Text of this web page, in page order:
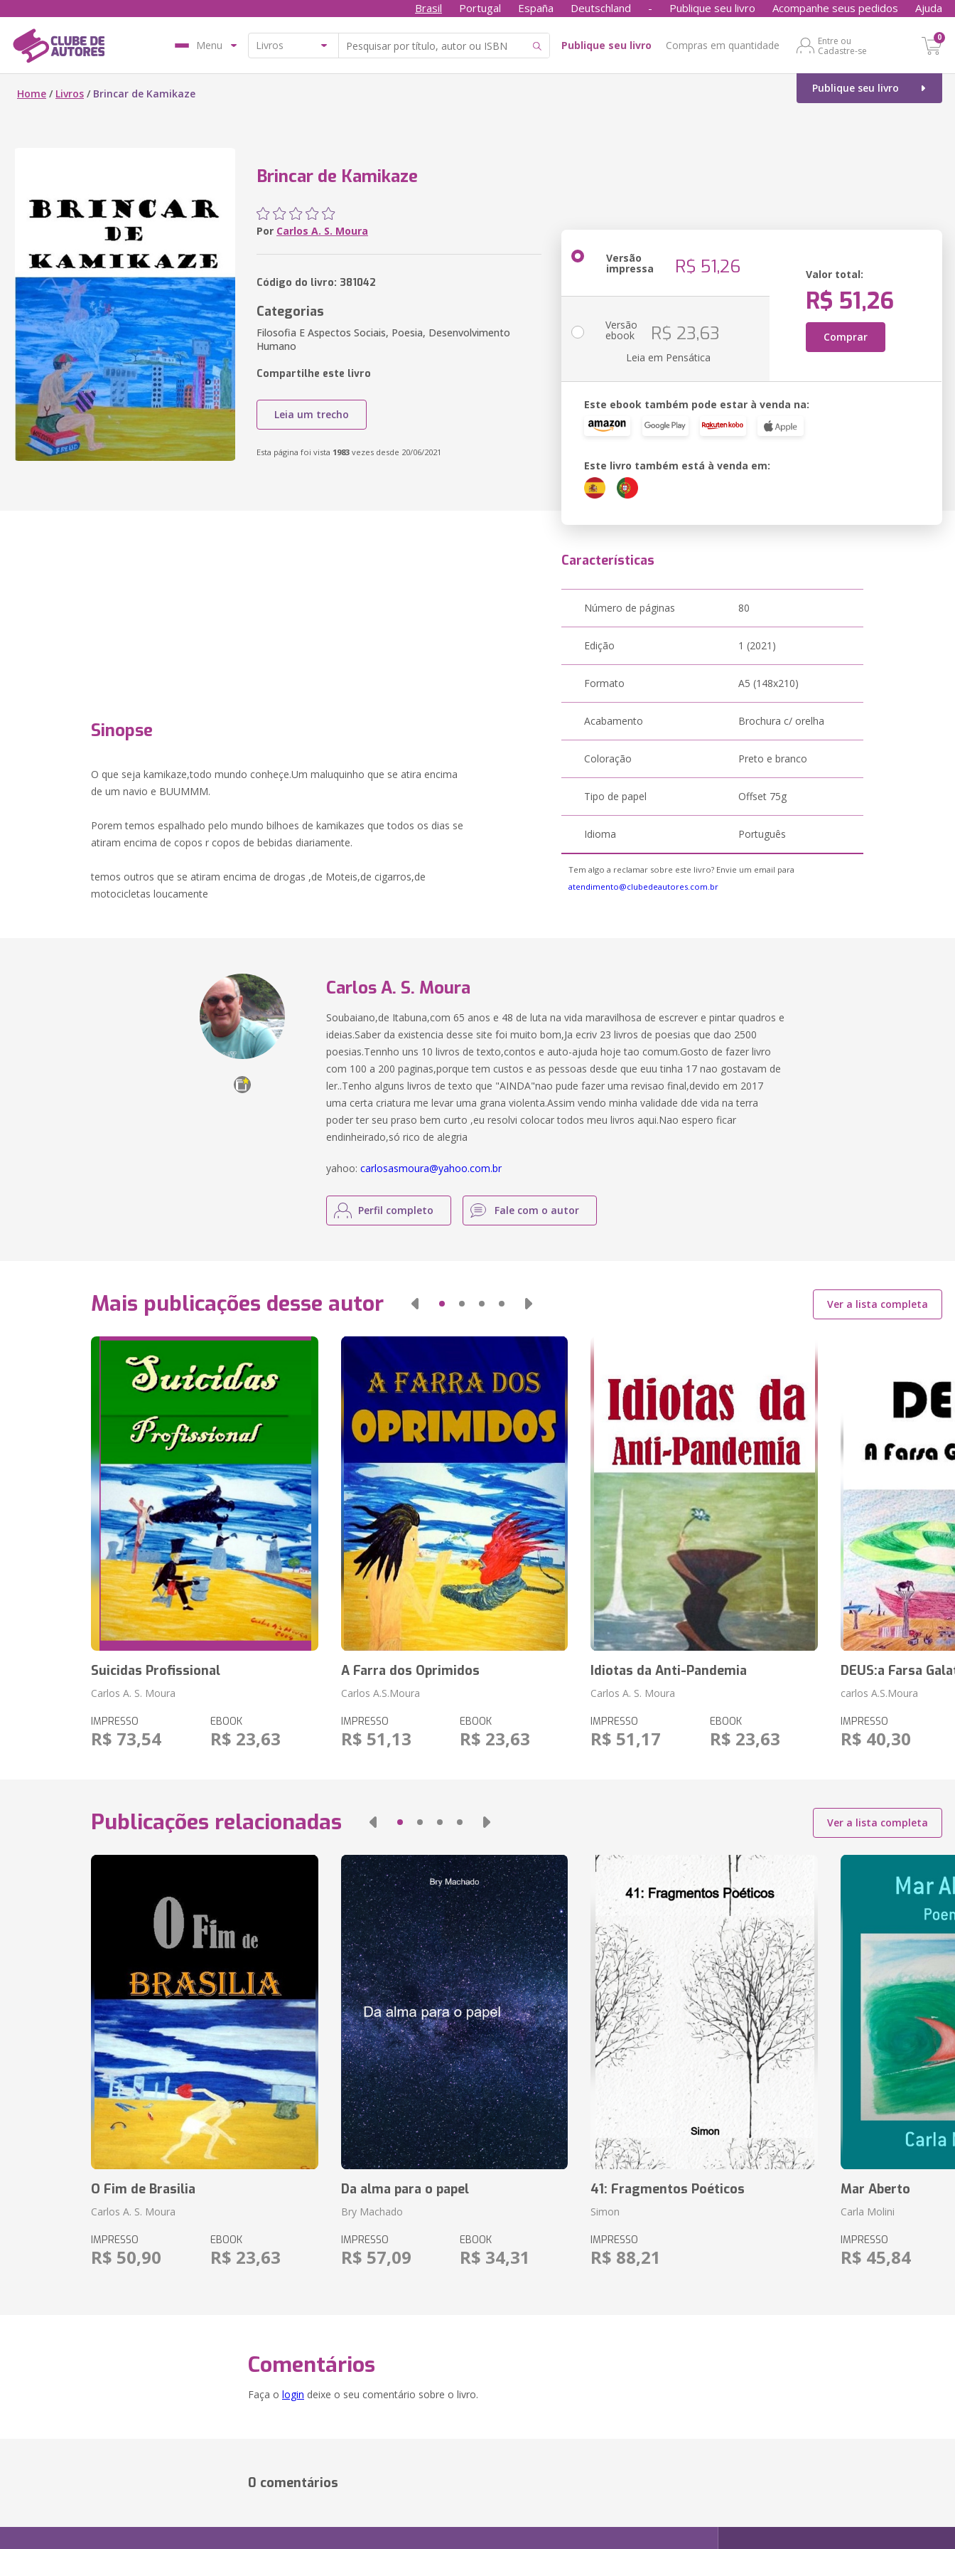
Brasil Portugal España Deutschland - Publique seu livro Acompanhe seus pedidos Ajuda
Menu Publique seu livro Compras em quantidade
Entre ou
Cadastre-se
0
Publique seu livro
Home / Livros / Brincar de Kamikaze
Brincar de Kamikaze
Por Carlos A. S. Moura
Código do livro: 381042
Categorias
Filosofia E Aspectos Sociais, Poesia, Desenvolvimento
Humano
Compartilhe este livro
Leia um trecho
Esta página foi vista 1983 vezes desde 20/06/2021
Versão
impressa R$ 51,26 Valor total:
R$ 51,26
Comprar
Versão
ebook R$ 23,63
Leia em Pensática
Este ebook também pode estar à venda na:
Este livro também está à venda em:
Sinopse
O que seja kamikaze,todo mundo conheçe.Um maluquinho que se atira encima
de um navio e BUUMMM.
Porem temos espalhado pelo mundo bilhoes de kamikazes que todos os dias se
atiram encima de copos r copos de bebidas diariamente.
temos outros que se atiram encima de drogas ,de Moteis,de cigarros,de
motocicletas loucamente
Características
Número de páginas 80
Edição 1 (2021)
Formato A5 (148x210)
Acabamento Brochura c/ orelha
Coloração Preto e branco
Tipo de papel Offset 75g
Idioma Português
Tem algo a reclamar sobre este livro? Envie um email para
atendimento@clubedeautores.com.br
Carlos A. S. Moura
Soubaiano,de Itabuna,com 65 anos e 48 de luta na vida maravilhosa de escrever e pintar quadros e
ideias.Saber da existencia desse site foi muito bom,Ja ecriv 23 livros de poesias que dao 2500
poesias.Tennho uns 10 livros de texto,contos e auto-ajuda hoje tao comum.Gosto de fazer livro
com 100 a 200 paginas,porque tem custos e as pessoas desde que euu tinha 17 nao gostavam de
ler..Tenho alguns livros de texto que "AINDA"nao pude fazer uma revisao final,devido em 2017
uma certa criatura me levar uma grana violenta.Assim vendo minha validade dde vida na terra
poder ter seu praso bem curto ,eu resolvi colocar todos meu livros aqui.Nao espero ficar
endinheirado,só rico de alegria
yahoo:carlosasmoura@yahoo.com.br
Perfil completo Fale com o autor
Mais publicações desse autor Ver a lista completa
Suicidas Profissional
Carlos A. S. Moura
IMPRESSO
R$ 73,54
EBOOK
R$ 23,63
A Farra dos Oprimidos
Carlos A.S.Moura
IMPRESSO
R$ 51,13
EBOOK
R$ 23,63
Idiotas da Anti-Pandemia
Carlos A. S. Moura
IMPRESSO
R$ 51,17
EBOOK
R$ 23,63
DEUS:a Farsa
carlos A.S.Moura
IMPRESSO
R$ 40,30
Publicações relacionadas Ver a lista completa
O Fim de Brasilia
Carlos A. S. Moura
IMPRESSO
R$ 50,90
EBOOK
R$ 23,63
Da alma para o papel
Bry Machado
IMPRESSO
R$ 57,09
EBOOK
R$ 34,31
41: Fragmentos Poéticos
Simon
IMPRESSO
R$ 88,21
Mar Aberto
Carla Molini
IMPRESSO
R$ 45,84
Comentários
Faça o login deixe o seu comentário sobre o livro.
0 comentários